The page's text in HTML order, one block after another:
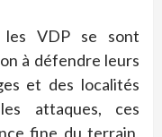
les VDP se sont
à défendre leurs
et des localités
attaques, ces
fine du terrain,